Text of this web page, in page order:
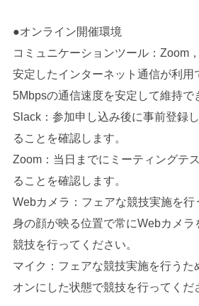
●オンライン開催環境
コミュニケーションツール：Zoom
安定したインターネット通信が利
5Mbpsの通信速度を安定して維持で
Slack：参加申し込み後に事前登録
ることを確認します。
Zoom：当日までにミーティングテ
ることを確認します。
Webカメラ：フェアな競技実施を行
身の顔が映る位置で常にWebカメラ
競技を行ってください。
マイク：フェアな競技実施を行うた
オンにした状態で競技を行ってくだ